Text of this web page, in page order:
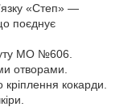
«Степ» —
поєднує
МО №606.
отворами.
кокарди.